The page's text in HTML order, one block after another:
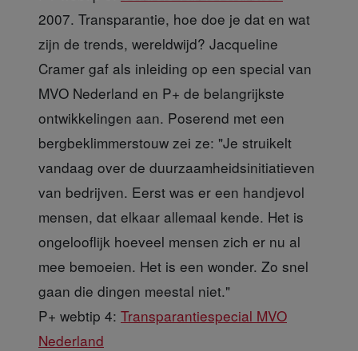
2007. Transparantie, hoe doe je dat en wat
zijn de trends, wereldwijd? Jacqueline
Cramer gaf als inleiding op een special van
MVO Nederland en P+ de belangrijkste
ontwikkelingen aan. Poserend met een
bergbeklimmerstouw zei ze: "Je struikelt
vandaag over de duurzaamheidsinitiatieven
van bedrijven. Eerst was er een handjevol
mensen, dat elkaar allemaal kende. Het is
ongelooflijk hoeveel mensen zich er nu al
mee bemoeien. Het is een wonder. Zo snel
gaan die dingen meestal niet."
P+ webtip 4: Transparantiespecial MVO
Nederland